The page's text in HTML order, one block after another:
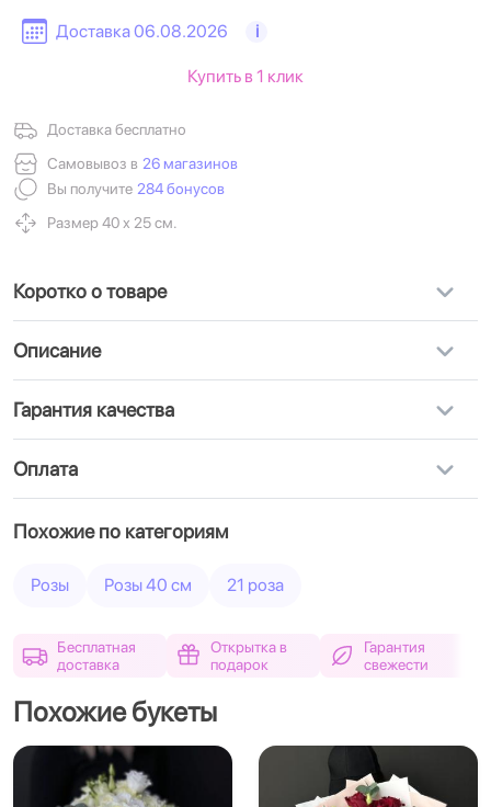
Доставка 06.08.2026 i
Доставка бесплатно
Самовывоз в 26 магазинов
Вы получите 284 бонусов
Размер 40 х 25 см.
Купить в 1 клик
Коротко о товаре
Описание
Гарантия качества
Оплата
Похожие по категориям
Розы Розы 40 см 21 роза
Бесплатная
доставка
Открытка в
подарок
Гарантия
свежести
Похожие букеты